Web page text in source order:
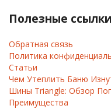
Полезные ссылки
Обратная связь
Политика
Статьи
Чем Утеплить Баню
Шины Triangle: Обзор
Преимущества